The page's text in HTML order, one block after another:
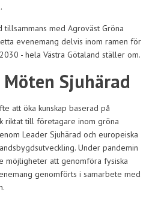
tillsammans med Agroväst Gröna
evenemang delvis inom ramen för
- hela Västra Götaland ställer om.
Möten Sjuhärad
att öka kunskap baserad på
riktat till företagare inom gröna
Leader Sjuhärad och europeiska
Under pandemin
möjligheter att genomföra fysiska
genomförts i samarbete med